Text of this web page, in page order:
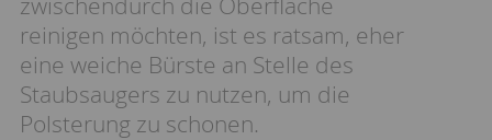
reinigen möchten, ist es ratsam, eher
eine weiche Bürste an Stelle des
Staubsaugers zu nutzen, um die
Polsterung zu schonen.